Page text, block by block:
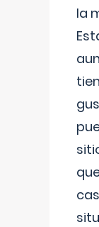
la